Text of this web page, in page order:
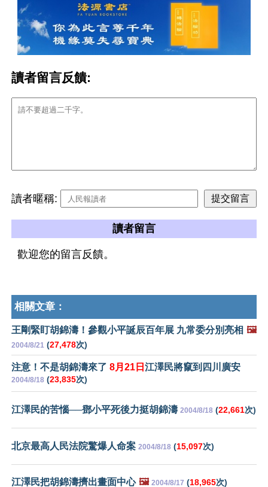
讀者留言反饋:
讀者暱稱:
讀者留言
歡迎您的留言反饋。
相關文章：
王剛緊盯胡錦濤！參觀小平誕辰百年展 九常委分別亮相 🖼️
2004/8/21 (27,478次)
注意！不是胡錦濤來了 8月21日 江澤民將竄到四川廣安
2004/8/18 (23,835次)
江澤民的苦惱──鄧小平死後力挺胡錦濤 2004/8/18 (22,661次)
北京最高人民法院驚爆人命案 2004/8/18 (15,097次)
江澤民把胡錦濤擠出畫面中心 🖼️ 2004/8/17 (18,965次)